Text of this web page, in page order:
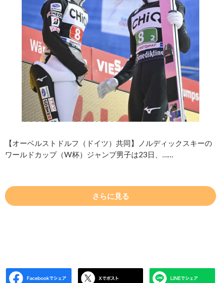
【オーベルストドルフ（ドイツ）共同】ノルディックスキーの
ワールドカップ（W杯）ジャンプ男子は23日、……
さらに見る